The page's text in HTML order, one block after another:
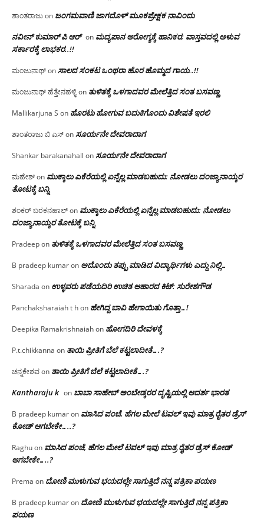
ಶಾಂತರಾಜುon ಜಂಗಮವಾಣಿ ಜಾಗದೊಳ್ ಮೂಕಪ್ರೇಕ್ಷಕ ನಾವಿಂದು
ನವೀನ್ ಕುಮಾರ್ ಪಿ ಆರ್ on ಮದ್ಯಪಾನ ಆರೋಗ್ಯಕ್ಕೆ ಹಾನಿಕರ; ವಾಸ್ತವದಲ್ಲಿ ಅಳುವ
ಸರ್ಕಾರಕ್ಕೆ ಲಾಭಕರ..!!
ಮಂಜುನಾಥ್onಸಾಲದ ಸಂಕಟ ಒಂಥರಾ ಹೊರ ಹೊಮ್ಮದ ಗಾಯ..!!
ಮಂಜುನಾಥ್ ಹೆತ್ತೇನಹಳ್ಳಿon ತುಳಿತಕ್ಕೆ ಒಳಗಾದವರ ಮೇಲೆತ್ತಿದ ಸಂತ ಬಸವಣ್ಣ
Mallikarjuna S on ಹೊರಟು ಹೋಗುವ ಬದುಕಿಗೊಂದು ವಿಶೇಷತೆ ಇರಲಿ
ಶಾಂತರಾಜು ಬಿ ಎಸ್onಸೂರ್ಯನೇ ದೇವರಾದಾಗ
Shankar barakanahall onಸೂರ್ಯನೇ ದೇವರಾದಾಗ
ಮಹೇಶ್on ಮುಕ್ಕಾಲು ಎಕೆರೆಯಲ್ಲಿ ಏನ್ನೆಲ್ಲ‌ ಮಾಡಬಹುದು: ನೋಡಲು ದಂಜ್ಯಾನಾಯ್ಕರ
ತೋಟಕ್ಕೆ ಬನ್ನಿ
ಶಂಕರ್ ಬರಕನಹಾಲ್on ಮುಕ್ಕಾಲು ಎಕೆರೆಯಲ್ಲಿ ಏನ್ನೆಲ್ಲ‌ ಮಾಡಬಹುದು: ನೋಡಲು
ದಂಜ್ಯಾನಾಯ್ಕರ ತೋಟಕ್ಕೆ ಬನ್ನಿ
Pradeepon ತುಳಿತಕ್ಕೆ ಒಳಗಾದವರ ಮೇಲೆತ್ತಿದ ಸಂತ ಬಸವಣ್ಣ
B pradeep kumaron ಅದೊಂದು ತಪ್ಪು ಮಾಡಿದ ವಿದ್ಯಾರ್ಥಿಗಳು ಎದ್ದು ನಿಲ್ಲಿ…
Sharada on ಉಳ್ಳವರು ಪಡೆಯದಿರಿ ಉಚಿತ ಆಹಾರದ ಕಿಟ್: ಸುರೇಶಗೌಡ
Panchaksharaiah t hon ಹೇಗಿದ್ದ ಬಾವಿ ಹೇಗಾಯಿತು ಗೊತ್ತಾ…!
Deepika Ramakrishnaiahon ಹೋಗದಿರಿ ದೇವಳಕ್ಕೆ
P.t.chikkanna on ತಾಯಿ ಪ್ರೀತಿಗೆ ಬೆಲೆ ಕಟ್ಟಲಾದೀತೆ….?
ಚನ್ನಕೇಶವon ತಾಯಿ ಪ್ರೀತಿಗೆ ಬೆಲೆ ಕಟ್ಟಲಾದೀತೆ….?
Kantharaju k on ಬಾಬಾ ಸಾಹೇಬ್ ಅಂಬೇಡ್ಕರರ ದೃಷ್ಟಿಯಲ್ಲಿ ಆದರ್ಶ ಭಾರತ
B pradeep kumaron ಮಾಸಿದ ಪಂಚೆ, ಹೆಗಲ ಮೇಲೆ ಟವಲ್‌ ಇವು ಮಾತ್ರ ರೈತರ ಡ್ರೆಸ್‌
ಕೋಡ್ ಆಗಬೇಕೇ…..?‌
Raghuon ಮಾಸಿದ ಪಂಚೆ, ಹೆಗಲ ಮೇಲೆ ಟವಲ್‌ ಇವು ಮಾತ್ರ ರೈತರ ಡ್ರೆಸ್‌ ಕೋಡ್
ಆಗಬೇಕೇ…..?‌
Prema on ದೋಣಿ ಮುಳುಗುವ ಭಯದಲ್ಲೇ ಸಾಗುತ್ತಿದೆ ನನ್ನ ಪತ್ರಿಕಾ ಪಯಣ
B pradeep kumaron ದೋಣಿ ಮುಳುಗುವ ಭಯದಲ್ಲೇ ಸಾಗುತ್ತಿದೆ ನನ್ನ ಪತ್ರಿಕಾ
ಪಯಣ